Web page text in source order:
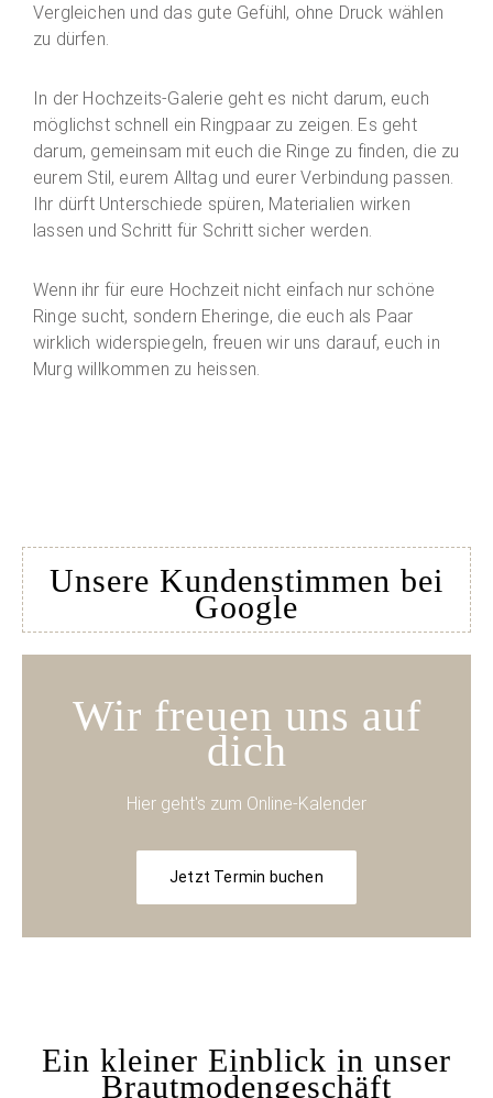
Vergleichen und das gute Gefühl, ohne Druck wählen
zu dürfen.
In der Hochzeits-Galerie geht es nicht darum, euch
möglichst schnell ein Ringpaar zu zeigen. Es geht
darum, gemeinsam mit euch die Ringe zu finden, die zu
eurem Stil, eurem Alltag und eurer Verbindung passen.
Ihr dürft Unterschiede spüren, Materialien wirken
lassen und Schritt für Schritt sicher werden.
Wenn ihr für eure Hochzeit nicht einfach nur schöne
Ringe sucht, sondern Eheringe, die euch als Paar
wirklich widerspiegeln, freuen wir uns darauf, euch in
Murg willkommen zu heissen.
Unsere Kundenstimmen bei
Google
Wir freuen uns auf
dich
Hier geht's zum Online-Kalender
Jetzt Termin buchen
Ein kleiner Einblick in unser
Brautmodengeschäft